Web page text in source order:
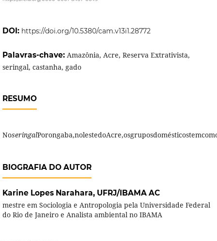
DOI: https://doi.org/10.5380/cam.v13i1.28772
Palavras-chave: Amazônia, Acre, Reserva Extrativista,
seringal, castanha, gado
RESUMO
Noseringal
BIOGRAFIA DO AUTOR
Karine Lopes Narahara, UFRJ/IBAMA AC
mestre em Sociologia e Antropologia pela Universidade Federal
do Rio de Janeiro e Analista ambiental no IBAMA